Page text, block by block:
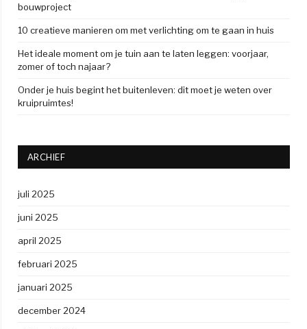
bouwproject
10 creatieve manieren om met verlichting om te gaan in huis
Het ideale moment om je tuin aan te laten leggen: voorjaar,
zomer of toch najaar?
Onder je huis begint het buitenleven: dit moet je weten over
kruipruimtes!
ARCHIEF
juli 2025
juni 2025
april 2025
februari 2025
januari 2025
december 2024